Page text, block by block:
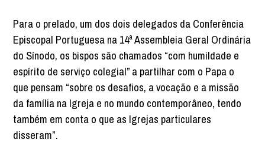
Para o prelado, um dos dois delegados da Conferência
Episcopal Portuguesa na 14ª Assembleia Geral Ordinária
do Sínodo, os bispos são chamados “com humildade e
espírito de serviço colegial” a partilhar com o Papa o
que pensam “sobre os desafios, a vocação e a missão
da família na Igreja e no mundo contemporâneo, tendo
também em conta o que as Igrejas particulares
disseram”.